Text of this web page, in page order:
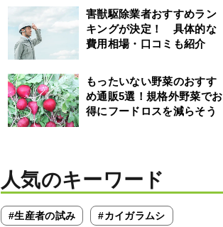
害獣駆除業者おすすめラン
キングが決定！ 具体的な
費用相場・口コミも紹介
もったいない野菜のおすす
め通販5選！規格外野菜でお
得にフードロスを減らそう
人気のキーワード
#生産者の試み #カイガラムシ